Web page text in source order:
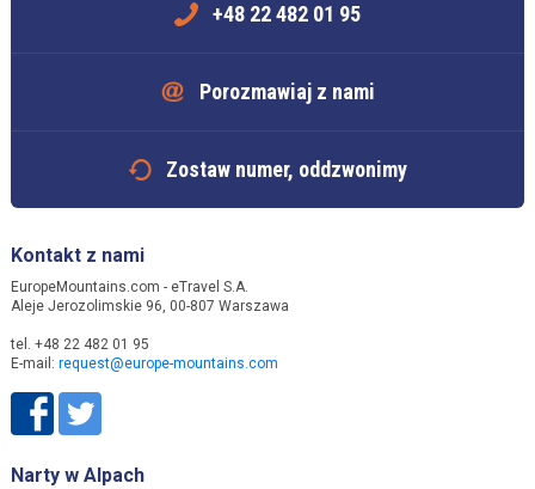
+48 22 482 01 95
Porozmawiaj z nami
Zostaw numer, oddzwonimy
Kontakt z nami
EuropeMountains.com - eTravel S.A.
Aleje Jerozolimskie 96, 00-807 Warszawa
tel. +48 22 482 01 95
E-mail: request@europe-mountains.com
Narty w Alpach